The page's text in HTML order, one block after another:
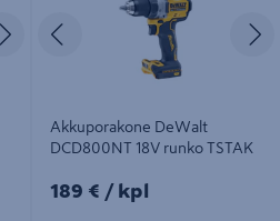
SeuraavaEdellinen
Akkuporakone DeWalt
DCD800NT 18V runko TSTAK
189€/kpl
189 € / kpl